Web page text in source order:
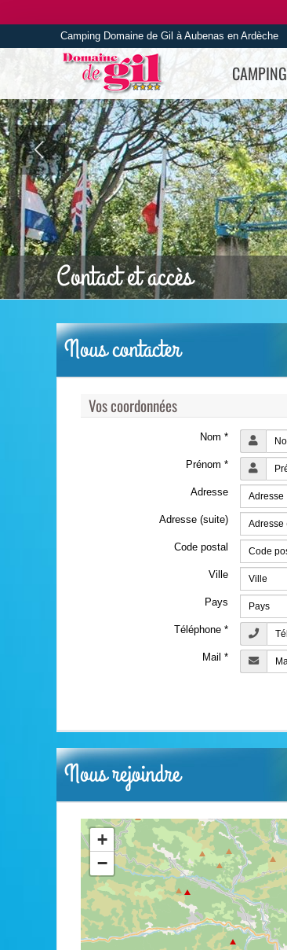
to
Camping Domaine de Gil à Aubenas en Ardèche
CAMPING
Contact et accès
Nous contacter
Vos coordonnées
Nom *
Prénom *
Adresse
Adresse (suite)
Code postal
Ville
Pays
Téléphone *
Mail *
Nous rejoindre
+
−